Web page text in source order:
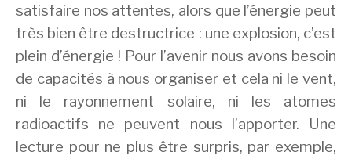
satisfaire nos attentes, alors que l’énergie peut
très bien être destructrice : une explosion, c’est
plein d’énergie ! Pour l’avenir nous avons besoin
de capacités à nous organiser et cela ni le vent,
ni le rayonnement solaire, ni les atomes
radioactifs ne peuvent nous l’apporter. Une
lecture pour ne plus être surpris, par exemple,